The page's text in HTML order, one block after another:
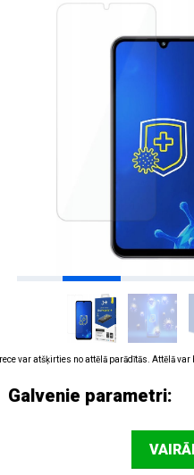
var atšķirties no attēlā parādītās. Attēlā
Galvenie parametri: